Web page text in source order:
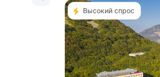
Высокий спрос